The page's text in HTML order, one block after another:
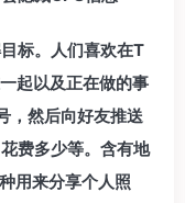
标。人们喜欢在T
起以及正在做的事
然后向好友推送
费多少等。含有地
用来分享个人照